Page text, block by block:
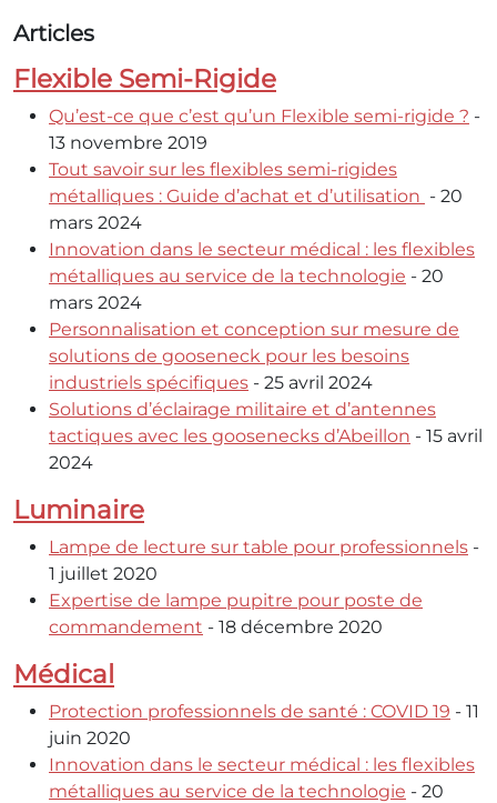
Articles
Flexible Semi-Rigide
Qu’est-ce que c’est qu’un Flexible semi-rigide ? -
13 novembre 2019
Tout savoir sur les flexibles semi-rigides
métalliques : Guide d’achat et d’utilisation - 20
mars 2024
Innovation dans le secteur médical : les flexibles
métalliques au service de la technologie - 20
mars 2024
Personnalisation et conception sur mesure de
solutions de gooseneck pour les besoins
industriels spécifiques - 25 avril 2024
Solutions d’éclairage militaire et d’antennes
tactiques avec les goosenecks d’Abeillon - 15 avril
2024
Luminaire
Lampe de lecture sur table pour professionnels -
1 juillet 2020
Expertise de lampe pupitre pour poste de
commandement - 18 décembre 2020
Médical
Protection professionnels de santé : COVID 19 - 11
juin 2020
Innovation dans le secteur médical : les flexibles
métalliques au service de la technologie - 20